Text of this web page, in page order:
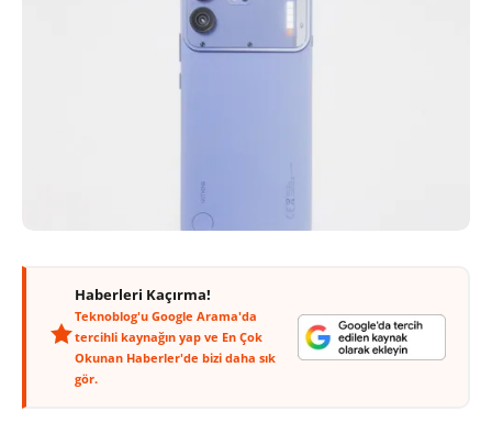
Haberleri Kaçırma!
Teknoblog'u Google Arama'da
tercihli kaynağın yap ve En Çok
Okunan Haberler'de bizi daha sık
gör.